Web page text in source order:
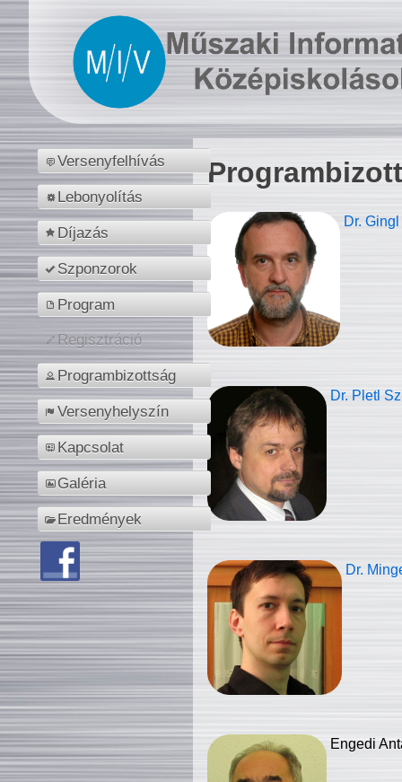
Versenyfelhívás
Lebonyolítás
Díjazás
Szponzorok
Program
Regisztráció
Programbizottság
Versenyhelyszín
Kapcsolat
Galéria
Eredmények
Dr.
Dr. Pletl
Dr.
Engedi